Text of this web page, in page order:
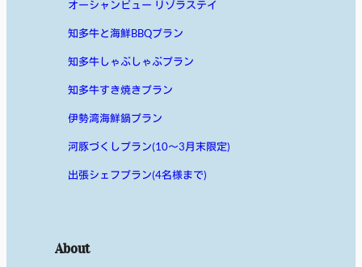
オーシャンビュー リゾラステイ
知多牛と海鮮BBQプラン
知多牛しゃぶしゃぶプラン
知多牛すき焼きプラン
伊勢湾海鮮鍋プラン
河豚づくしプラン(10〜3月末限定)
出張シェフプラン(4名様まで)
About